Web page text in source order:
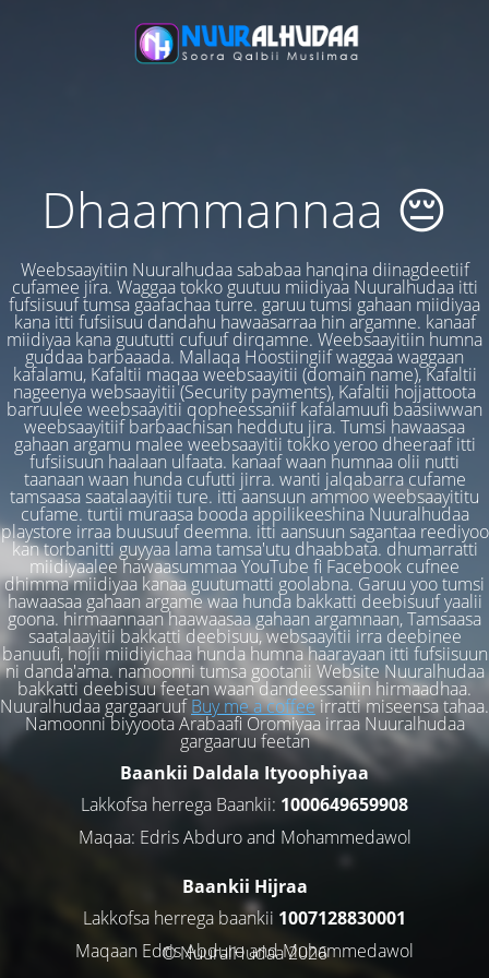
Dhaammannaa 😔
Weebsaayitiin Nuuralhudaa sababaa hanqina diinagdeetiif
cufamee jira. Waggaa tokko guutuu miidiyaa Nuuralhudaa itti
fufsiisuuf tumsa gaafachaa turre. garuu tumsi gahaan miidiyaa
kana itti fufsiisuu dandahu hawaasarraa hin argamne. kanaaf
miidiyaa kana guututti cufuuf dirqamne. Weebsaayitiin humna
guddaa barbaaada. Mallaqa Hoostiingiif waggaa waggaan
kafalamu, Kafaltii maqaa weebsaayitii (domain name), Kafaltii
nageenya websaayitii (Security payments), Kafaltii hojjattoota
barruulee weebsaayitii qopheessaniif kafalamuufi baasiiwwan
weebsaayitiif barbaachisan heddutu jira. Tumsi hawaasaa
gahaan argamu malee weebsaayitii tokko yeroo dheeraaf itti
fufsiisuun haalaan ulfaata. kanaaf waan humnaa olii nutti
taanaan waan hunda cufutti jirra. wanti jalqabarra cufame
tamsaasa saatalaayitii ture. itti aansuun ammoo weebsaayititu
cufame. turtii muraasa booda appilikeeshina Nuuralhudaa
playstore irraa buusuuf deemna. itti aansuun sagantaa reediyoo
kan torbanitti guyyaa lama tamsa'utu dhaabbata. dhumarratti
miidiyaalee hawaasummaa YouTube fi Facebook cufnee
dhimma miidiyaa kanaa guutumatti goolabna. Garuu yoo tumsi
hawaasaa gahaan argame waa hunda bakkatti deebisuuf yaalii
goona. hirmaannaan haawaasaa gahaan argamnaan, Tamsaasa
saatalaayitii bakkatti deebisuu, websaayitii irra deebinee
banuufi, hojii miidiyichaa hunda humna haarayaan itti fufsiisuun
ni danda'ama. namoonni tumsa gootanii Website Nuuralhudaa
bakkatti deebisuu feetan waan dandeessaniin hirmaadhaa.
Nuuralhudaa gargaaruufBuy me a coffeeirratti miseensa tahaa.
Namoonni biyyoota Arabaafi Oromiyaa irraa Nuuralhudaa
gargaaruu feetan
Baankii Daldala Ityoophiyaa
Lakkofsa herrega Baankii: 1000649659908
Maqaa: Edris Abduro and Mohammedawol
Baankii Hijraa
Lakkofsa herrega baankii 1007128830001
Maqaan Edris Abduro and Muhammedawol
© NuuralHudaa 2026